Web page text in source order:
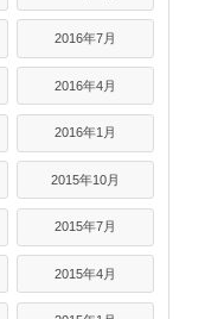
2016年7月
2016年4月
2016年1月
2015年10月
2015年7月
2015年4月